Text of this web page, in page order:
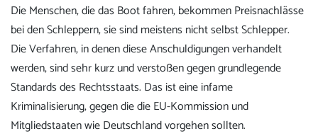
Die Menschen, die das Boot fahren, bekommen Preisnachlässe
bei den Schleppern, sie sind meistens nicht selbst Schlepper.
Die Verfahren, in denen diese Anschuldigungen verhandelt
werden, sind sehr kurz und verstoßen gegen grundlegende
Standards des Rechtsstaats. Das ist eine infame
Kriminalisierung, gegen die die EU-Kommission und
Mitgliedstaaten wie Deutschland vorgehen sollten.